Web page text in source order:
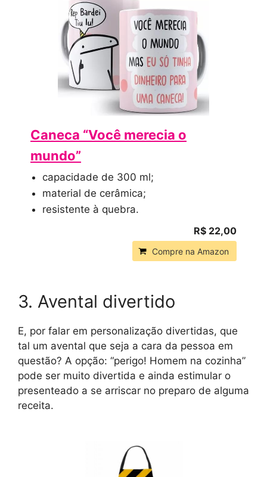
Caneca “Você merecia o
mundo”
capacidade de 300 ml;
material de cerâmica;
resistente à quebra.
R$ 22,00
Compre na Amazon
3. Avental divertido
E, por falar em personalização divertidas, que
tal um avental que seja a cara da pessoa em
questão? A opção: “perigo! Homem na cozinha”
pode ser muito divertida e ainda estimular o
presenteado a se arriscar no preparo de alguma
receita.